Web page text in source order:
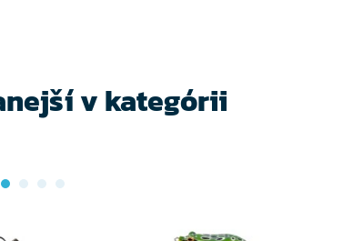
v kategórii